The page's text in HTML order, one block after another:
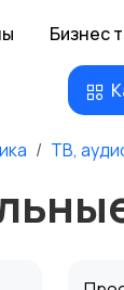
Бизнес
ТВ,